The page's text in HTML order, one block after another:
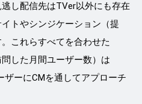
し配信先はTVer以外にも存在
トやシンジケーション（提
これらすべてを合わせた
した月間ユーザー数）は
ザーにCMを通してアプローチ